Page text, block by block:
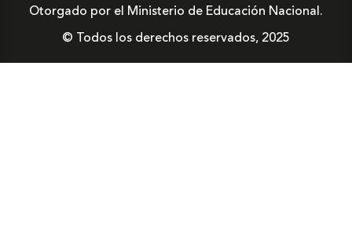
Otorgado por el Ministerio de Educación Nacional.
© Todos los derechos reservados, 2025